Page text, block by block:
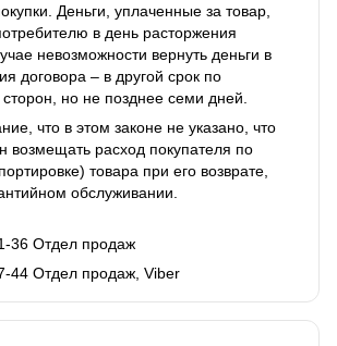
Деньги, уплаченные за товар,
в день расторжения
невозможности вернуть деньги в
договора – в другой срок по
сторон, но не позднее семи дней.
что в этом законе не указано, что
возмещать расход покупателя по
товара при его возврате,
обслуживании.
36 Отдел продаж
44 Отдел продаж, Viber